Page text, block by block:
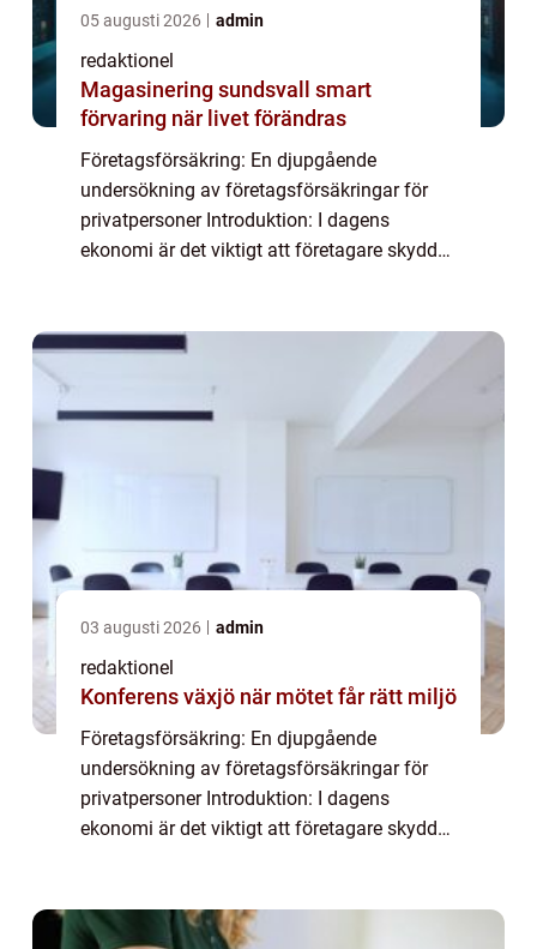
05 augusti 2026 admin
redaktionel
Magasinering sundsvall smart
förvaring när livet förändras
Företagsförsäkring: En djupgående
undersökning av företagsförsäkringar för
privatpersoner Introduktion: I dagens
ekonomi är det viktigt att företagare skyddar
avgöran...
03 augusti 2026 admin
redaktionel
Konferens växjö när mötet får rätt miljö
Företagsförsäkring: En djupgående
undersökning av företagsförsäkringar för
privatpersoner Introduktion: I dagens
ekonomi är det viktigt att företagare skyddar
avgöran...